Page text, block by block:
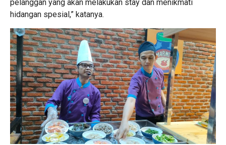
pelanggan yang akan melakukan stay dan menikmati
hidangan spesial,” katanya.